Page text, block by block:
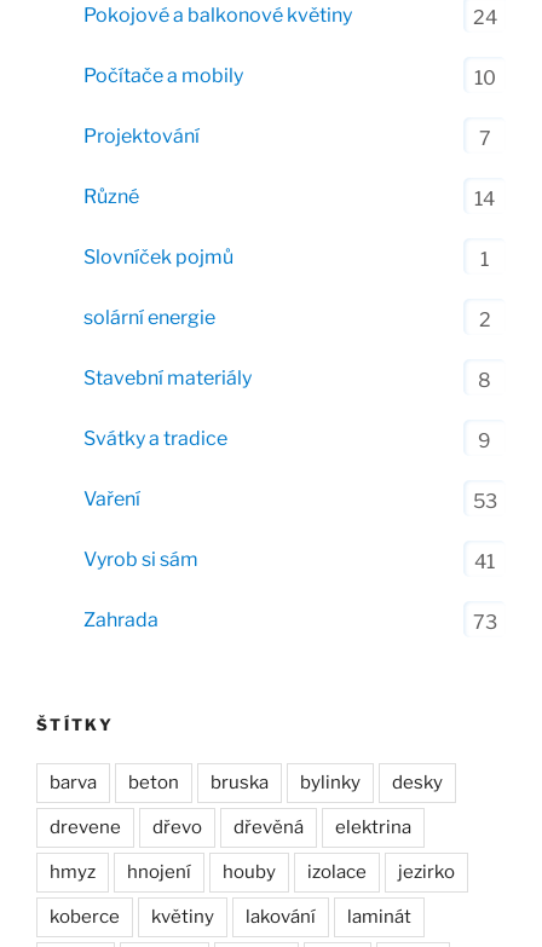
Pokojové a balkonové květiny 24
Počítače a mobily 10
Projektování 7
Různé 14
Slovníček pojmů 1
solární energie 2
Stavební materiály 8
Svátky a tradice 9
Vaření 53
Vyrob si sám 41
Zahrada 73
ŠTÍTKY
barva beton bruska bylinky desky
drevene dřevo dřevěná elektrina
hmyz hnojení houby izolace jezirko
koberce květiny lakování laminát